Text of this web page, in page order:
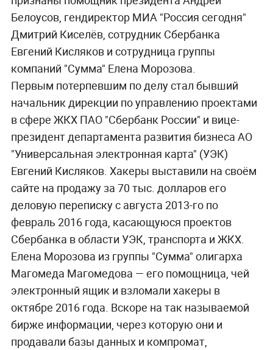
Белоусов, гендиректор МИА "Россия сегодня"
Дмитрий Киселёв, сотрудник Сбербанка
Евгений Кисляков и сотрудница группы
компаний "Сумма" Елена Морозова.
Первым потерпевшим по делу стал бывший
начальник дирекции по управлению проектами
в сфере ЖКХ ПАО "Сбербанк России" и вице-
президент департамента развития бизнеса АО
"Универсальная электронная карта" (УЭК)
Евгений Кисляков. Хакеры выставили на своём
сайте на продажу за 70 тыс. долларов его
деловую переписку с августа 2013-го по
февраль 2016 года, касающуюся проектов
Сбербанка в области УЭК, транспорта и ЖКХ.
Елена Морозова из группы "Сумма" олигарха
Магомеда Магомедова — его помощница, чей
электронный ящик и взломали хакеры в
октябре 2016 года. Вскоре на так называемой
бирже информации, через которую они и
продавали базы данных и компромат,